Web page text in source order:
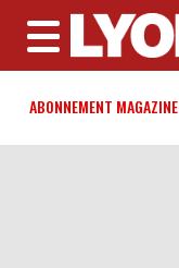
MENU
ABONNEMENT MAGAZINE